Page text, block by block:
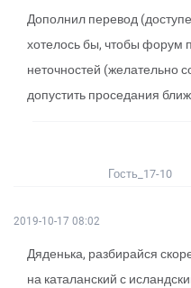
Дополнил перевод
хотелось бы, чтобы форум
неточностей (желательно
допустить проседания
Гость_17-10
2019-10-17 08:02
Дяденька, разбирайся
на каталанский с